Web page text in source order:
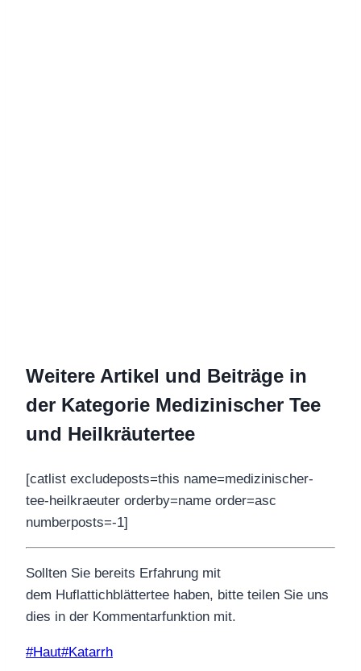
Weitere Artikel und Beiträge in
der Kategorie Medizinischer Tee
und Heilkräutertee
[catlist excludeposts=this name=medizinischer-
tee-heilkraeuter orderby=name order=asc
numberposts=-1]
Sollten Sie bereits Erfahrung mit
dem Huflattichblättertee haben, bitte teilen Sie uns
dies in der Kommentarfunktion mit.
Schlagworte:
#Haut#Katarrh